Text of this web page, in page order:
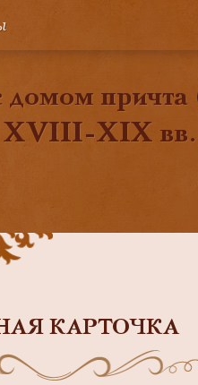
причта
XVIII-XIX
КАРТОЧКА